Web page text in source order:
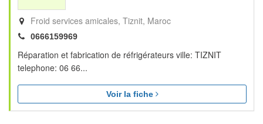
Froid services amicales Tiznit Maroc
0666159969
Réparation et fabrication de réfrigérateurs ville: TIZNIT
telephone: 06 66...
Voir la fiche